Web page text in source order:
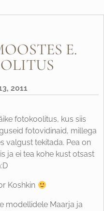
E.
2011
fotokoolitus, kus siis
fotovidinaid, millega
valgust tekitada. Pea on
ja ei tea kohe kust otsast
Koshkin
modellidele Maarja ja